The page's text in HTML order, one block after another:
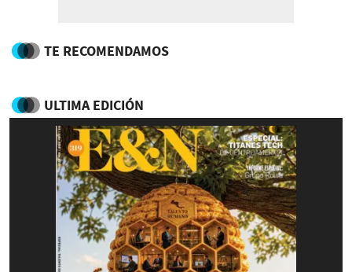
TE RECOMENDAMOS
ULTIMA EDICIÓN